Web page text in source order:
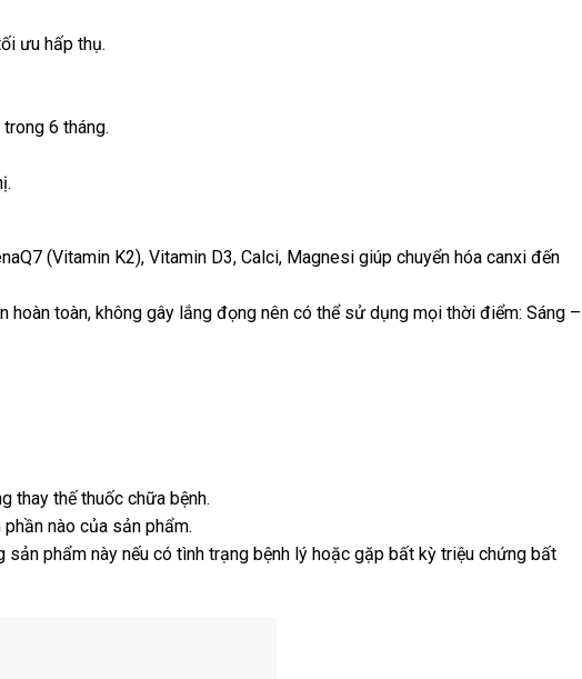
ưu hấp thụ.
6 tháng.
(Vitamin K2), Vitamin D3, Calci, Magnesi giúp chuyển hóa canxi đến
hoàn toàn, không gây lắng đọng nên có thể sử dụng mọi thời điểm: Sáng –
thay thế thuốc chữa bệnh.
nào của sản phẩm.
phẩm này nếu có tình trạng bệnh lý hoặc gặp bất kỳ triệu chứng bất